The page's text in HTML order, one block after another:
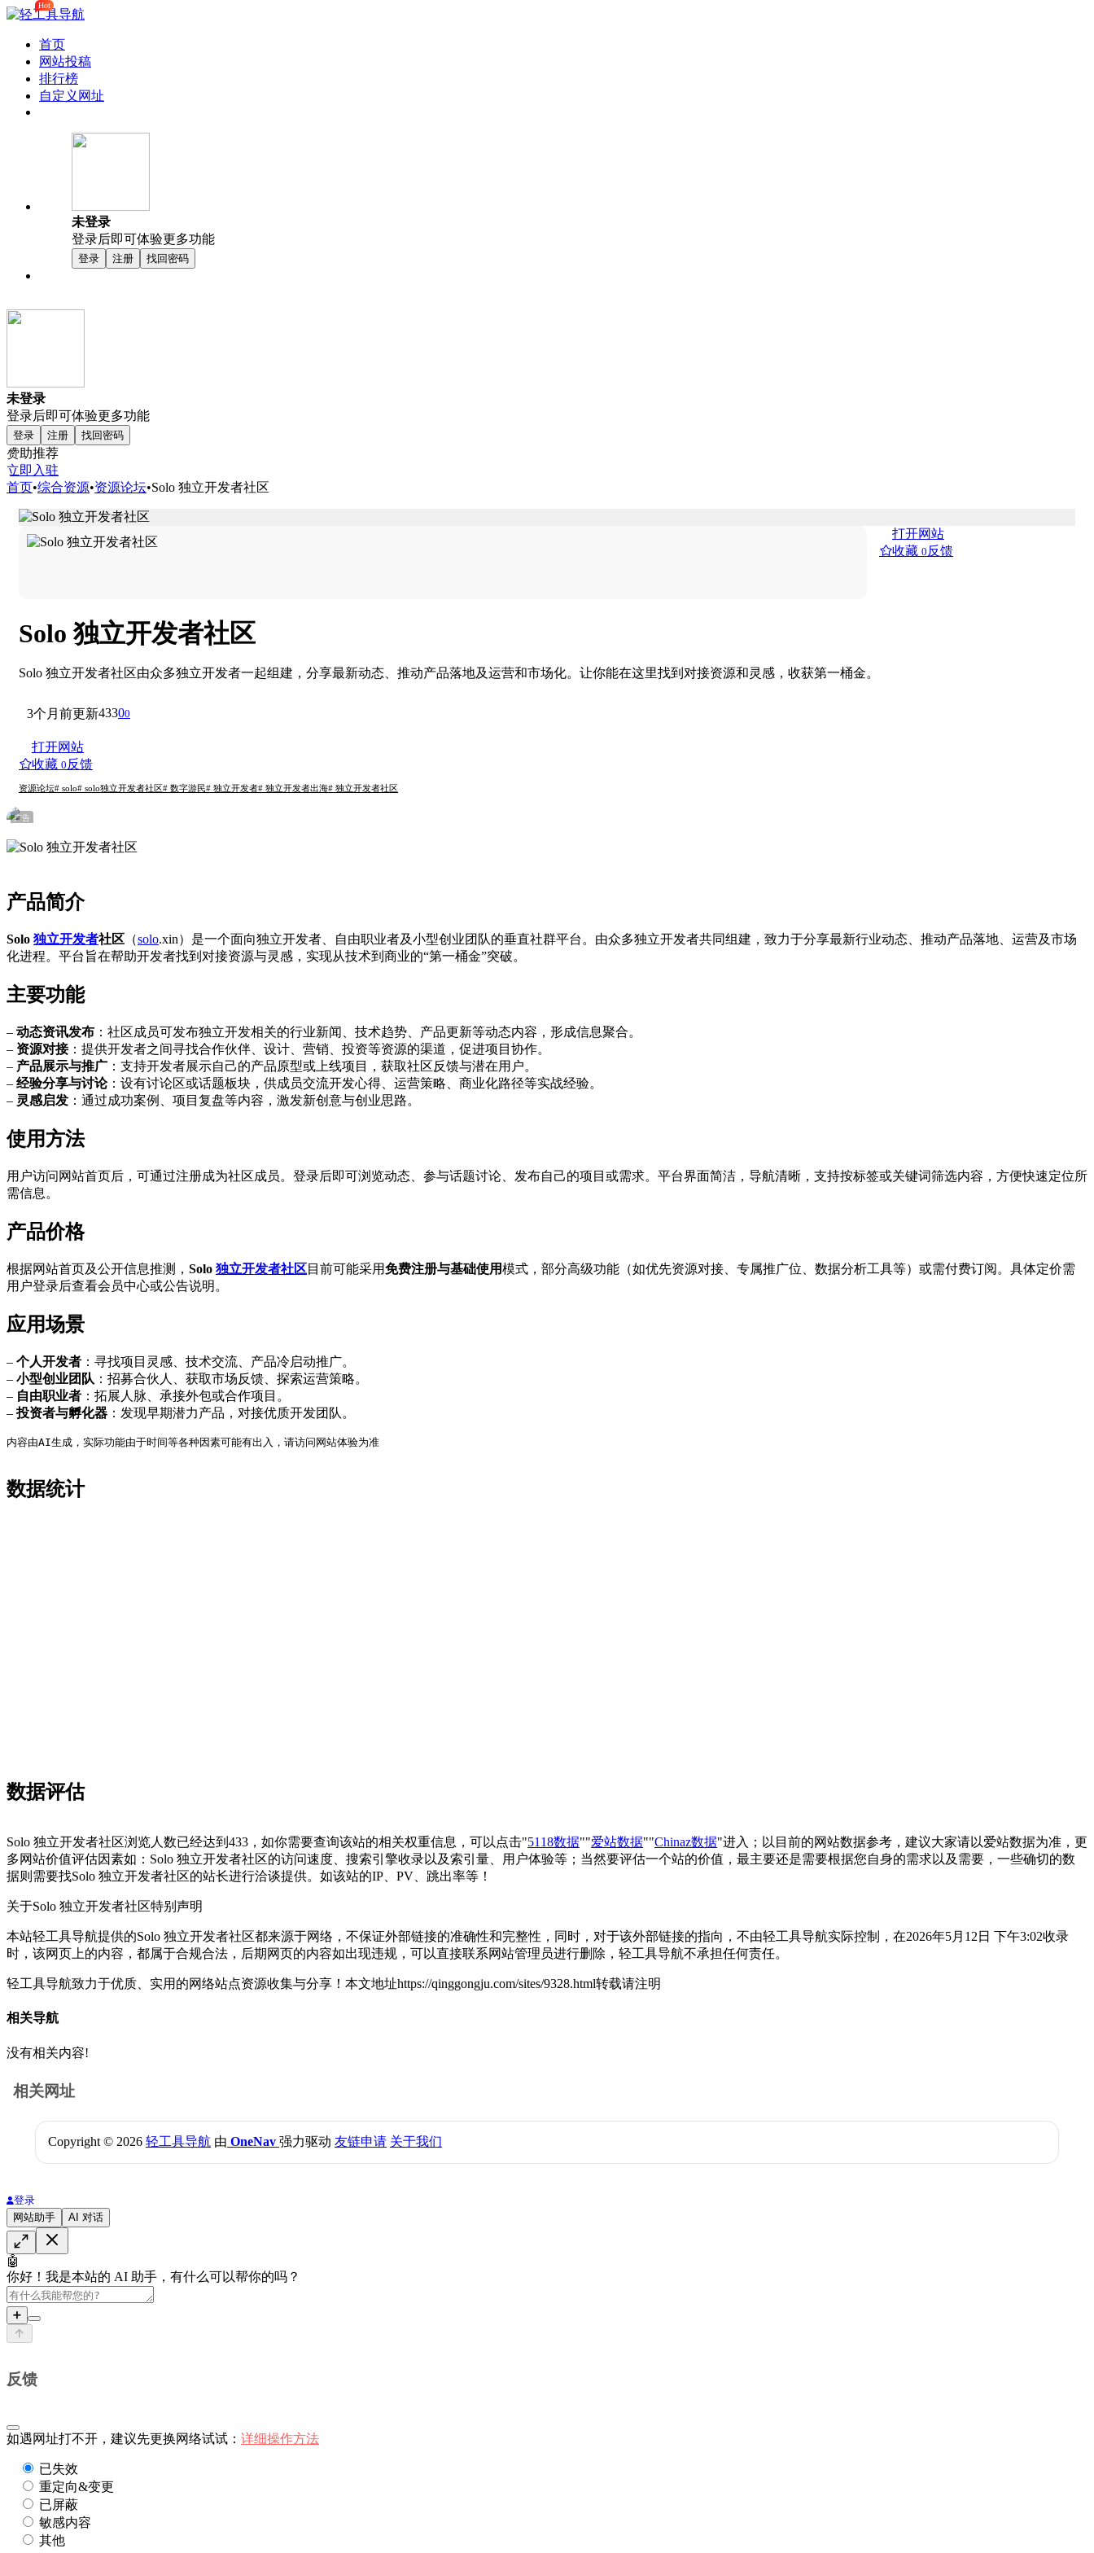
首页
网站投稿
排行榜
Hot
自定义网址
未登录
登录后即可体验更多功能
登录 注册 找回密码
未登录
登录后即可体验更多功能
登录 注册 找回密码
赞助推荐
立即入驻
首页•综合资源•资源论坛•Solo 独立开发者社区
Solo 独立开发者社区
Solo 独立开发者社区由众多独立开发者一起组建，分享最新动态、推动产品落地及运营和市场化。让你能在这里找到对接资源和灵感，收获第一桶金。
打开网站
收藏 0 反馈
3个月前更新43300
打开网站
收藏 0反馈
资源论坛# solo# solo独立开发者社区# 数字游民# 独立开发者# 独立开发者出海# 独立开发者社区
广告
产品简介
Solo 独立开发者社区 （solo.xin）是一个面向独立开发者、自由职业者及小型创业团队的垂直社群平台。由众多独立开发者共同组建，致力于分享最新行业动态、推动产品落地、运营及市场
化进程。平台旨在帮助开发者找到对接资源与灵感，实现从技术到商业的“第一桶金”突破。
主要功能
– 动态资讯发布 ：社区成员可发布独立开发相关的行业新闻、技术趋势、产品更新等动态内容，形成信息聚合。
– 资源对接：提供开发者之间寻找合作伙伴、设计、营销、投资等资源的渠道，促进项目协作。
– 产品展示与推广 ：支持开发者展示自己的产品原型或上线项目，获取社区反馈与潜在用户。
– 经验分享与讨论：设有讨论区或话题板块，供成员交流开发心得、运营策略、商业化路径等实战经验。
– 灵感启发 ：通过成功案例、项目复盘等内容，激发新创意与创业思路。
使用方法
用户访问网站首页后，可通过注册成为社区成员。登录后即可浏览动态、参与话题讨论、发布自己的项目或需求。平台界面简洁，导航清晰，支持按标签或关键词筛选内容，方便快速定位所
需信息。
产品价格
根据网站首页及公开信息推测， Solo 独立开发者社区目前可能采用免费注册与基础使用模式，部分高级功能（如优先资源对接、专属推广位、数据分析工具等）或需付费订阅。具体定价需
用户登录后查看会员中心或公告说明。
应用场景
– 个人开发者 ：寻找项目灵感、技术交流、产品冷启动推广。
– 小型创业团队 ：招募合伙人、获取市场反馈、探索运营策略。
– 自由职业者 ：拓展人脉、承接外包或合作项目。
–投资者与孵化器 ：发现早期潜力产品，对接优质开发团队。
内容由AI生成，实际功能由于时间等各种因素可能有出入，请访问网站体验为准
数据统计
数据评估
Solo 独立开发者社区浏览人数已经达到433，如你需要查询该站的相关权重信息，可以点击"5118数据""爱站数据""Chinaz数据"进入；以目前的网站数据参考，建议大家请以爱站数据为准，更
多网站价值评估因素如：Solo 独立开发者社区的访问速度、搜索引擎收录以及索引量、用户体验等；当然要评估一个站的价值，最主要还是需要根据您自身的需求以及需要，一些确切的数
据则需要找Solo 独立开发者社区的站长进行洽谈提供。如该站的IP、PV、跳出率等！
关于Solo 独立开发者社区特别声明
本站轻工具导航提供的Solo 独立开发者社区都来源于网络，不保证外部链接的准确性和完整性，同时，对于该外部链接的指向，不由轻工具导航实际控制，在2026年5月12日 下午3:02收录
时，该网页上的内容，都属于合规合法，后期网页的内容如出现违规，可以直接联系网站管理员进行删除，轻工具导航不承担任何责任。
轻工具导航致力于优质、实用的网络站点资源收集与分享！ 本文地址https://qinggongju.com/sites/9328.html转载请注明
相关导航
没有相关内容!
相关网址
Copyright © 2026 轻工具导航 由 OneNav 强力驱动 友链申请 关于我们
登录
网站助手
AI 对话
🤖
你好！我是本站的 AI 助手，有什么可以帮你的吗？
➕
反馈
如遇网址打不开，建议先更换网络试试： 详细操作方法
已失效
重定向&变更
已屏蔽
敏感内容
其他